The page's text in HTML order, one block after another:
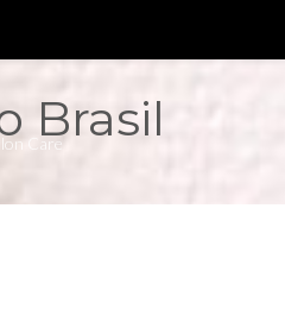
Brasil
Care